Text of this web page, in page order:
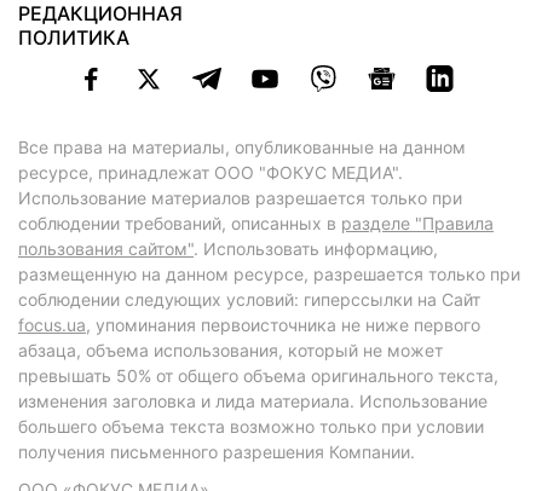
РЕДАКЦИОННАЯ
ПОЛИТИКА
Все права на материалы, опубликованные на данном
ресурсе, принадлежат ООО "ФОКУС МЕДИА".
Использование материалов разрешается только при
соблюдении требований, описанных в разделе "Правила
пользования сайтом". Использовать информацию,
размещенную на данном ресурсе, разрешается только при
соблюдении следующих условий: гиперссылки на Сайт
focus.ua, упоминания первоисточника не ниже первого
абзаца, объема использования, который не может
превышать 50% от общего объема оригинального текста,
изменения заголовка и лида материала. Использование
большего объема текста возможно только при условии
получения письменного разрешения Компании.